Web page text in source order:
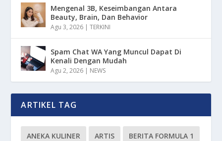
Mengenal 3B, Keseimbangan Antara
Beauty, Brain, Dan Behavior
Agu 3, 2026 |TERKINI
Spam Chat WA Yang Muncul Dapat Di
Kenali Dengan Mudah
Agu 2, 2026 | NEWS
ARTIKEL TAG
ANEKA KULINER ARTIS BERITA FORMULA 1